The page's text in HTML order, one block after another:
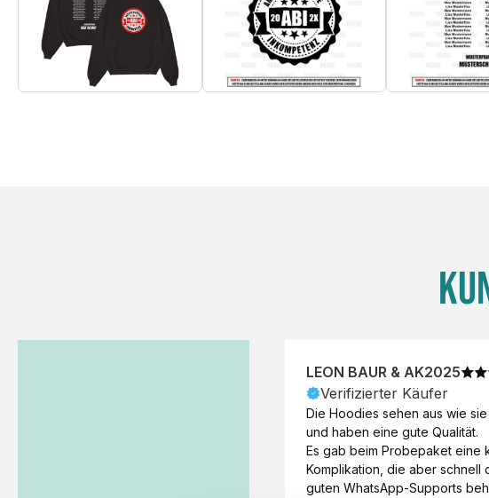
LEON BAUR & AK2025
Verifizierter Käufer
Die Hoodies sehen aus wie
und haben eine gute Qualität.
Es gab beim Probepaket eine
Komplikation, die aber schnell
guten WhatsApp-Supports